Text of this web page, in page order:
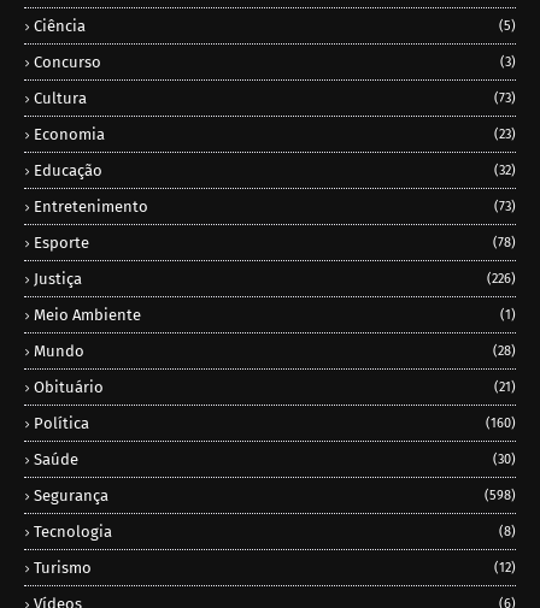
Ciência (5)
Concurso (3)
Cultura (73)
Economia (23)
Educação (32)
Entretenimento (73)
Esporte (78)
Justiça (226)
Meio Ambiente (1)
Mundo (28)
Obituário (21)
Política (160)
Saúde (30)
Segurança (598)
Tecnologia (8)
Turismo (12)
Vídeos (6)